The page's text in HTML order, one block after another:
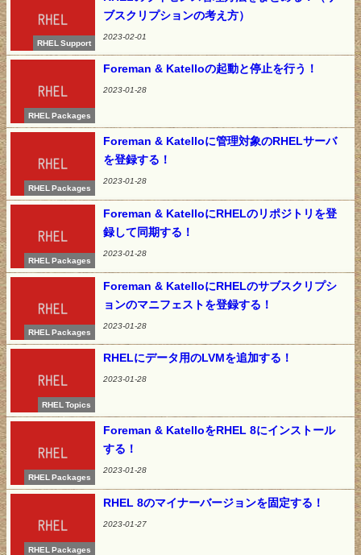
RHEL Support
ブスクリプションの考え方）
2023-02-01
RHEL Packages
Foreman & Katelloの起動と停止を行う！
2023-01-28
RHEL Packages
Foreman & Katelloに管理対象のRHELサーバ
を登録する！
2023-01-28
RHEL Packages
Foreman & KatelloにRHELのリポジトリを登
録して同期する！
2023-01-28
RHEL Packages
Foreman & KatelloにRHELのサブスクリプシ
ョンのマニフェストを登録する！
2023-01-28
RHEL Topics
RHELにデータ用のLVMを追加する！
2023-01-28
RHEL Packages
Foreman & KatelloをRHEL 8にインストール
する！
2023-01-28
RHEL Packages
RHEL 8のマイナーバージョンを固定する！
2023-01-27